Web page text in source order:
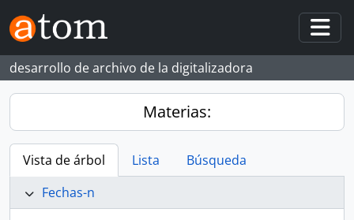
Skip to main content
desarrollo de archivo de la digitalizadora
Materias:
Vista de árbol Lista
Búsqueda
Fechas-n